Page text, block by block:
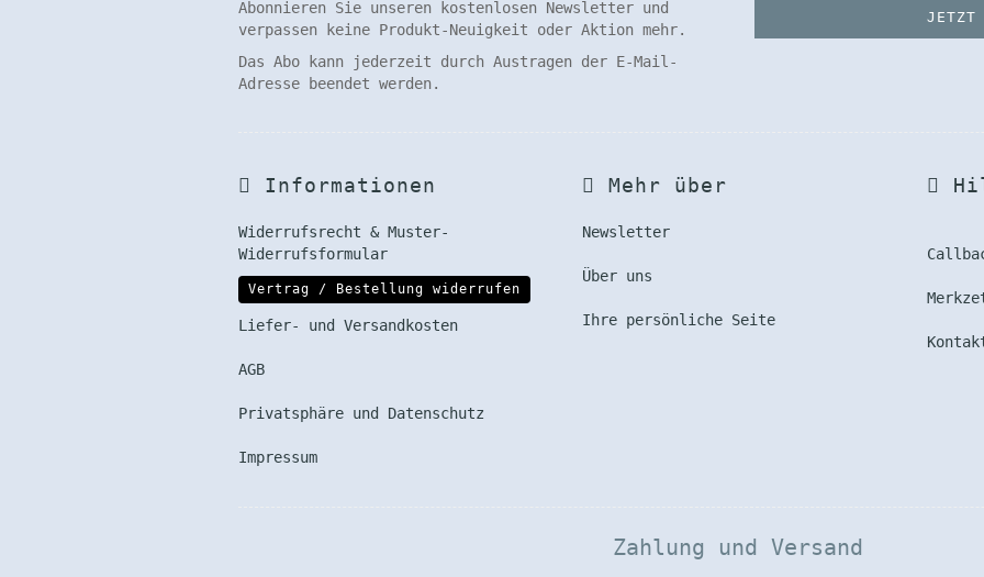
Abonnieren Sie unseren kostenlosen Newsletter und
verpassen keine Produkt-Neuigkeit oder Aktion mehr.
Das Abo kann jederzeit durch Austragen der E-Mail-
Adresse beendet werden.
Informationen
Widerrufsrecht & Muster-
Widerrufsformular
Vertrag / Bestellung widerrufen
Liefer- und Versandkosten
AGB
Privatsphäre und Datenschutz
Impressum
Mehr über
Newsletter
Über uns
Ihre persönliche Seite
Zahlung und Versand